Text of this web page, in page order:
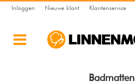
Inloggen Nieuwe klant Klantenservice
Badmatten